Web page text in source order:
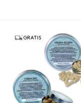
GRATIS